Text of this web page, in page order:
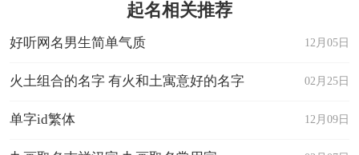
起名相关推荐
12月05日
好听网名男生简单气质
02月25日
火土组合的名字 有火和土寓意好的名字
12月09日
单字id繁体